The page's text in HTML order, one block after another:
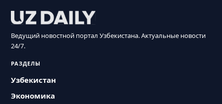
Ведущий новостной портал Узбекистана. Актуальные новости
24/7.
РАЗДЕЛЫ
Узбекистан
Экономика